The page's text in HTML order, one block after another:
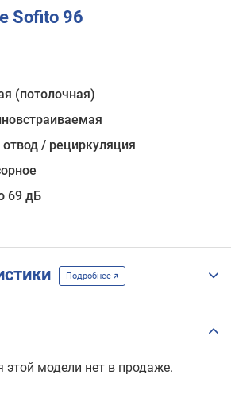
Sofito 96
(потолочная)
отвод / рециркуляция
69 дБ
Подробнее
этой модели нет в продаже.